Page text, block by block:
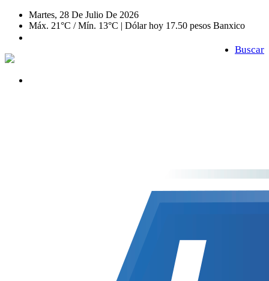
Martes, 28 De Julio De 2026
Máx. 21°C / Mín. 13°C | Dólar hoy 17.50 pesos Banxico
Buscar